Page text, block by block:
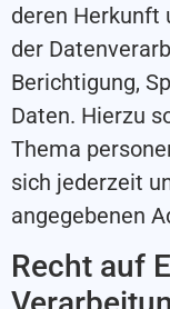
deren Herkunft
der
Berichtigung,
Daten. Hierzu
Thema
sich jederzeit
angegebenen
Recht auf